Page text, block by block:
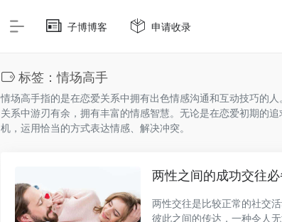
子博博客 申请收录
标签：情场高手
情场高手指的是在恋爱关系中拥有出色情感沟通和互动技巧的
关系中游刃有余，拥有丰富的情感智慧。无论是在恋爱初期的
机，运用恰当的方式表达情感、解决冲突。
两性之间的成功交往
两性交往是比较正常的社交
彼此之间的传达，一种令人